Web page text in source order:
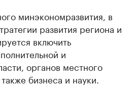
минэкономразвития, в
развития региона и
включить
и
органов местного
бизнеса и науки.